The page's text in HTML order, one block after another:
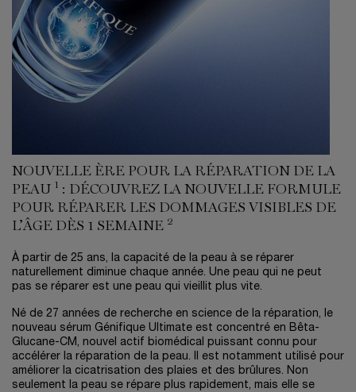
NOUVELLE ÈRE POUR LA RÉPARATION DE LA
PEAU 1 : DÉCOUVREZ LA NOUVELLE FORMULE
POUR RÉPARER LES DOMMAGES VISIBLES DE
L’ÂGE DÈS 1 SEMAINE 2
À partir de 25 ans, la capacité de la peau à se réparer
naturellement diminue chaque année. Une peau qui ne peut
pas se réparer est une peau qui vieillit plus vite.
Né de 27 années de recherche en science de la réparation, le
nouveau sérum Génifique Ultimate est concentré en Bêta-
Glucane-CM, nouvel actif biomédical puissant connu pour
accélérer la réparation de la peau. Il est notamment utilisé pour
améliorer la cicatrisation des plaies et des brûlures. Non
seulement la peau se répare plus rapidement, mais elle se